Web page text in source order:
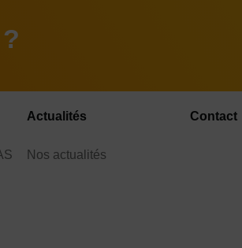
Actualités
Nos actualités
Contact